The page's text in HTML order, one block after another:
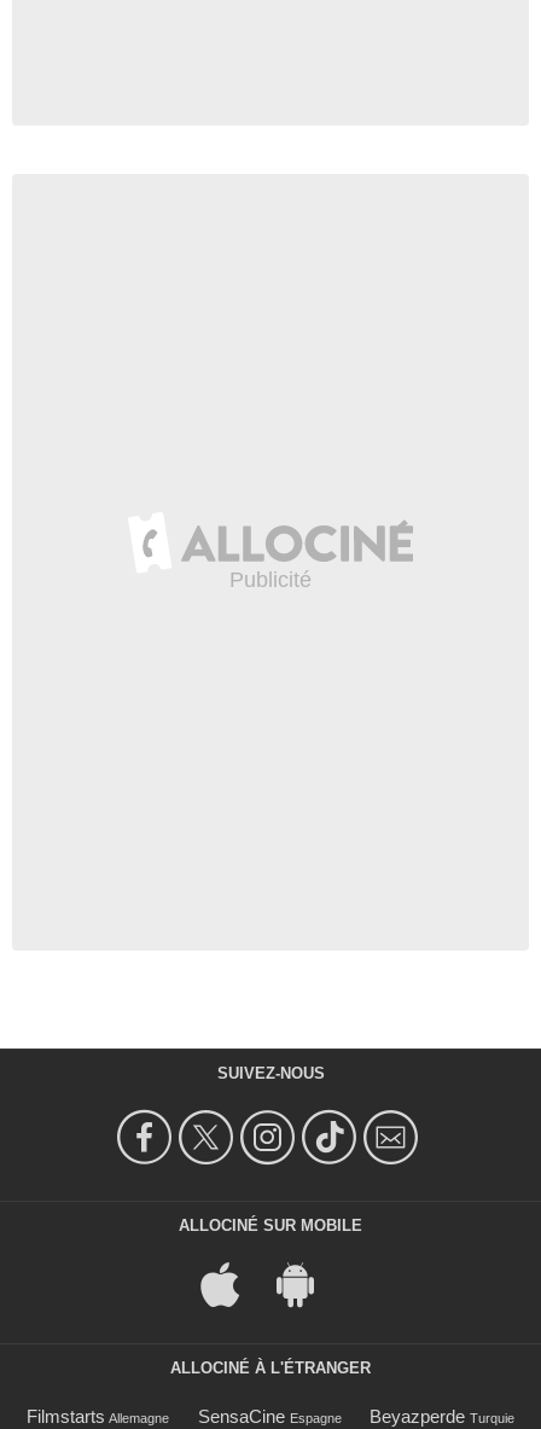
SUIVEZ-NOUS
ALLOCINÉ SUR MOBILE
ALLOCINÉ À L'ÉTRANGER
Filmstarts Allemagne SensaCine Espagne Beyazperde Turquie